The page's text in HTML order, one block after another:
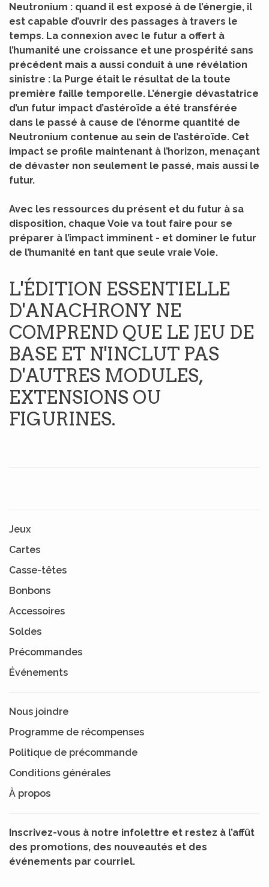
Neutronium : quand il est exposé à de l’énergie, il
est capable d’ouvrir des passages à travers le
temps. La connexion avec le futur a offert à
l’humanité une croissance et une prospérité sans
précédent mais a aussi conduit à une révélation
sinistre : la Purge était le résultat de la toute
première faille temporelle. L’énergie dévastatrice
d’un futur impact d’astéroïde a été transférée
dans le passé à cause de l’énorme quantité de
Neutronium contenue au sein de l’astéroïde. Cet
impact se profile maintenant à l’horizon, menaçant
de dévaster non seulement le passé, mais aussi le
futur.
Avec les ressources du présent et du futur à sa
disposition, chaque Voie va tout faire pour se
préparer à l’impact imminent - et dominer le futur
de l’humanité en tant que seule vraie Voie.
L'ÉDITION ESSENTIELLE
D'ANACHRONY NE
COMPREND QUE LE JEU DE
BASE ET N'INCLUT PAS
D'AUTRES MODULES,
EXTENSIONS OU
FIGURINES.
Jeux
Cartes
Casse-têtes
Bonbons
Accessoires
Soldes
Précommandes
Événements
Nous joindre
Programme de récompenses
Politique de précommande
Conditions générales
À propos
Inscrivez-vous à notre infolettre et restez à l’affût
des promotions, des nouveautés et des
événements par courriel.